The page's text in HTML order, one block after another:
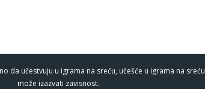
da učestvuju u igrama na sreću, učešće u igrama na sreću
može izazvati zavisnost.